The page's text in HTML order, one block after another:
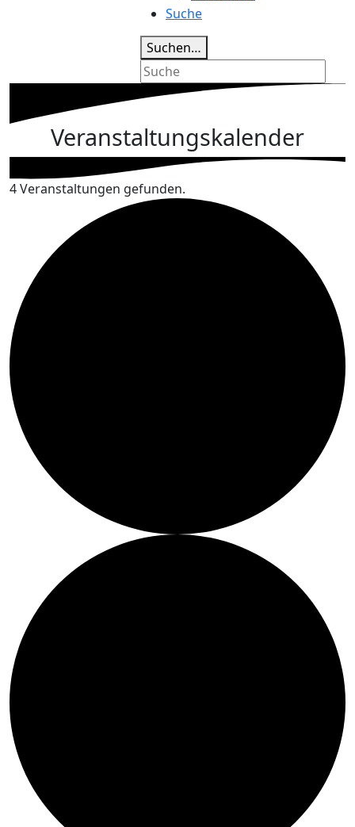
Suche
Suchen…
Veranstal­tungs­kalender
4 Veranstaltungen gefunden.